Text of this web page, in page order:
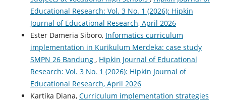
Educational Research: Vol. 3 No. 1 (2026): Hipkin
Journal of Educational Research, April 2026
Ester Dameria Siboro, Informatics curriculum
implementation in Kurikulum Merdeka: case study
SMPN 26 Bandung , Hipkin Journal of Educational
Research: Vol. 3 No. 1 (2026): Hipkin Journal of
Educational Research, April 2026
Kartika Diana, Curriculum implementation strategies